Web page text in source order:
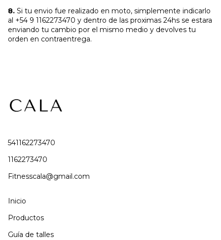
8. Si tu envio fue realizado en moto, simplemente indicarlo
al +54 9 1162273470 y dentro de las proximas 24hs se estara
enviando tu cambio por el mismo medio y devolves tu
orden en contraentrega.
541162273470
1162273470
Fitnesscala@gmail.com
Inicio
Productos
Guía de talles